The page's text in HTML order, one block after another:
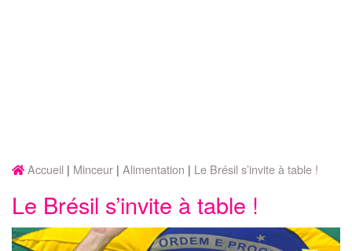
Accueil Minceur Alimentation Le Brésil s’invite à table !
Le Brésil s’invite à table !